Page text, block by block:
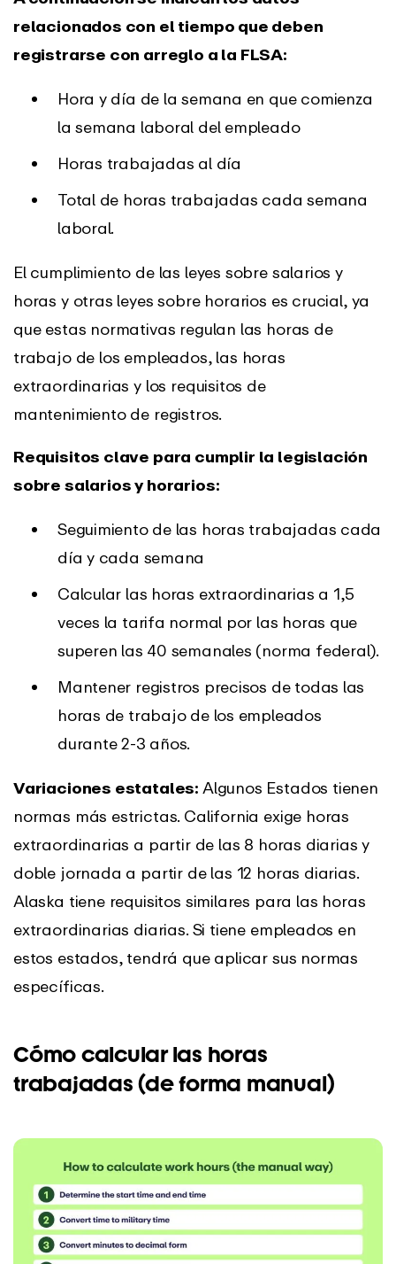
relacionados con el tiempo que deben
registrarse con arreglo a la FLSA:
Hora y día de la semana en que comienza
la semana laboral del empleado
Horas trabajadas al día
Total de horas trabajadas cada semana
laboral.
El cumplimiento de las leyes sobre salarios y
horas y otras leyes sobre horarios es crucial, ya
que estas normativas regulan las horas de
trabajo de los empleados, las horas
extraordinarias y los requisitos de
mantenimiento de registros.
Requisitos clave para cumplir la legislación
sobre salarios y horarios:
Seguimiento de las horas trabajadas cada
día y cada semana
Calcular las horas extraordinarias a 1,5
veces la tarifa normal por las horas que
superen las 40 semanales (norma federal).
Mantener registros precisos de todas las
horas de trabajo de los empleados
durante 2-3 años.
Variaciones estatales: Algunos Estados tienen
normas más estrictas. California exige horas
extraordinarias a partir de las 8 horas diarias y
doble jornada a partir de las 12 horas diarias.
Alaska tiene requisitos similares para las horas
extraordinarias diarias. Si tiene empleados en
estos estados, tendrá que aplicar sus normas
específicas.
Cómo calcular las horas
trabajadas (de forma manual)